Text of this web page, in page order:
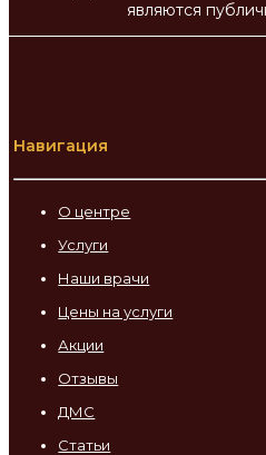
являются
Навигация
О центре
Услуги
Наши врачи
Цены на услуги
Акции
Отзывы
ДМС
Статьи